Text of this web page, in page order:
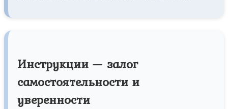
Инструкции — залог
самостоятельности и
уверенности